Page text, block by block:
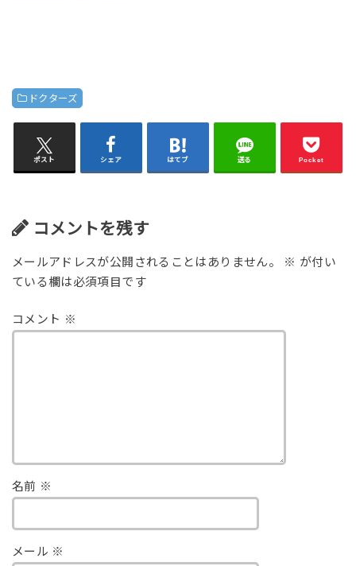
ドクターズ
ポスト シェア はてブ 送る Pocket
コメントを残す
メールアドレスが公開されることはありません。 ※ が付い
ている欄は必須項目です
コメント ※
名前 ※
メール ※